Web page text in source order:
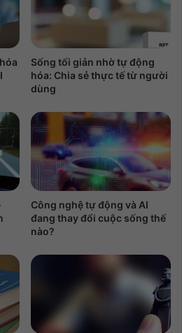
Sống tối giản nhờ tự động
hóa: Chia sẻ thực tế từ người
dùng
Công nghệ tự động và AI
đang thay đổi cuộc sống thế
nào?